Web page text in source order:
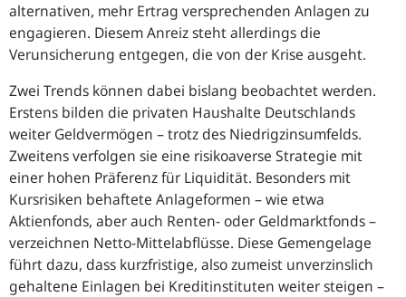
alternativen, mehr Ertrag versprechenden Anlagen zu
engagieren. Diesem Anreiz steht allerdings die
Verunsicherung entgegen, die von der Krise ausgeht.
Zwei Trends können dabei bislang beobachtet werden.
Erstens bilden die privaten Haushalte Deutschlands
weiter Geldvermögen – trotz des Niedrigzinsumfelds.
Zweitens verfolgen sie eine risikoaverse Strategie mit
einer hohen Präferenz für Liquidität. Besonders mit
Kursrisiken behaftete Anlageformen – wie etwa
Aktienfonds, aber auch Renten- oder Geldmarktfonds –
verzeichnen Netto-Mittelabflüsse. Diese Gemengelage
führt dazu, dass kurzfristige, also zumeist unverzinslich
gehaltene Einlagen bei Kreditinstituten weiter steigen –